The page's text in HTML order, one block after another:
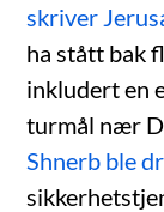
skriver
ha stått bak
inkludert en
turmål nær
Shnerb ble